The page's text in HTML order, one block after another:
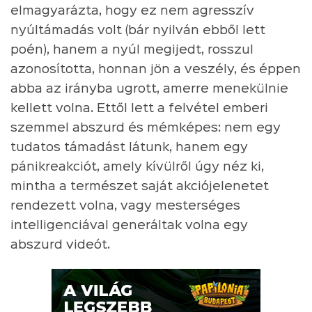
elmagyarázta, hogy ez nem agresszív
nyúltámadás volt (bár nyilván ebből lett
poén), hanem a nyúl megijedt, rosszul
azonosította, honnan jön a veszély, és éppen
abba az irányba ugrott, amerre menekülnie
kellett volna. Ettől lett a felvétel emberi
szemmel abszurd és mémképes: nem egy
tudatos támadást látunk, hanem egy
pánikreakciót, amely kívülről úgy néz ki,
mintha a természet saját akciójelenetet
rendezett volna, vagy mesterséges
intelligenciával generáltak volna egy
abszurd videót.